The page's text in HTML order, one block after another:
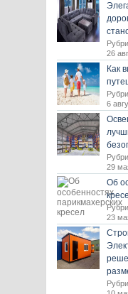
26
Как
6
29
Об
23